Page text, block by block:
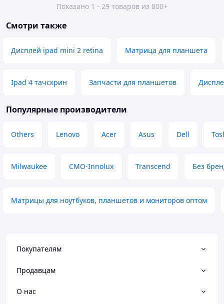
Показано 1 - 29 товаров из 800+
Смотри также
Дисплей ipad mini 2 retina Матрица для планшета
Ipad 4 тачскрин Запчасти для планшетов
Популярные производители
Others Lenovo Acer Asus Dell
Milwaukee CMO-Innolux Transcend Без
Матрицы для ноутбуков, планшетов и мониторов оптом
Покупателям
Продавцам
О нас